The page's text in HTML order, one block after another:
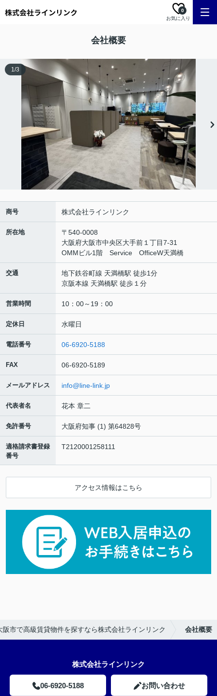
お気に入り
0
会社概要
1/3
商号 株式会社ラインリンク
所在地
〒540-0008
大阪府大阪市中央区大手前１丁目7-31
OMMビル1階 Service OfficeW天満橋
交通
地下鉄谷町線 天満橋駅 徒歩1分
京阪本線 天満橋駅 徒歩１分
営業時間 10：00～19：00
定休日 水曜日
電話番号 06-6920-5188
FAX 06-6920-5189
メールアドレス info@line-link.jp
代表者名 花本 章二
免許番号 大阪府知事 (1) 第64828号
適格請求書登録
番号
T2120001258111
アクセス情報はこちら
阪市で高級賃貸物件を探すなら株式会社ラインリンク 会社概要
株式会社ラインリンク
06-6920-5188 お問い合わせ